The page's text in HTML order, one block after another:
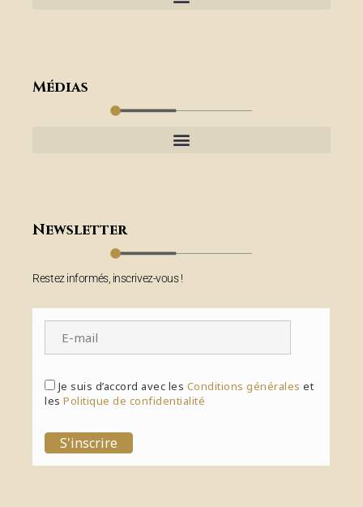
Médias
Newsletter
Restez informés, inscrivez-vous !
Je suis d’accord avec les Conditions générales et
lesPolitique de confidentialité
S'inscrire